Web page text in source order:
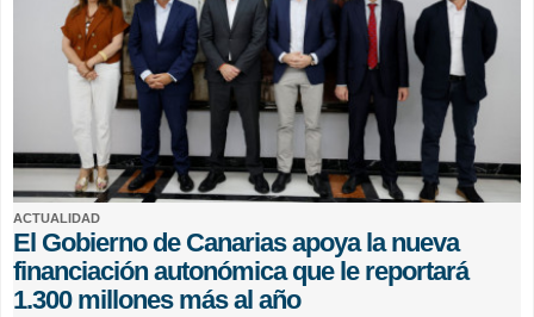
ACTUALIDAD
El Gobierno de Canarias apoya la nueva
financiación autonómica que le reportará
1.300 millones más al año